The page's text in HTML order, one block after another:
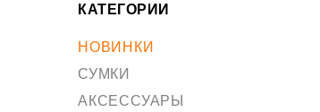
КАТЕГОРИИ
НОВИНКИ
СУМКИ
АКСЕССУАРЫ